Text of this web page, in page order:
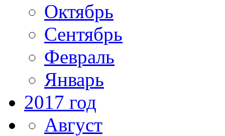
Октябрь
Сентябрь
Февраль
Январь
2017 год
Август